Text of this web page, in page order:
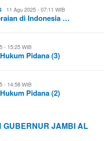
11 Agu 2025 - 07:11 WIB
di Indonesia …
- 15:25 WIB
Pidana (3)
- 14:58 WIB
Pidana (2)
GUBERNUR JAMBI AL